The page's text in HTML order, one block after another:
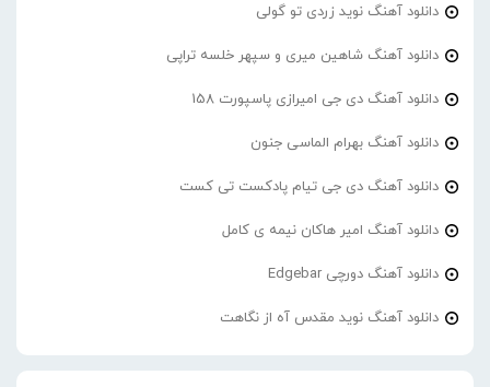
دانلود آهنگ نوید زردی تو گولی
دانلود آهنگ شاهین میری و سپهر خلسه تراپی
دانلود آهنگ دی جی امیرازی پاسپورت 158
دانلود آهنگ بهرام الماسی جنون
دانلود آهنگ دی جی تیام پادکست تی کست
دانلود آهنگ امیر هاکان نیمه ی کامل
دانلود آهنگ دورچی Edgebar
دانلود آهنگ نوید مقدس آه از نگاهت